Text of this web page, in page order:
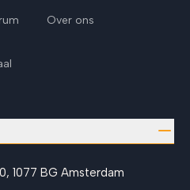
Over ons
1077 BG Amsterdam